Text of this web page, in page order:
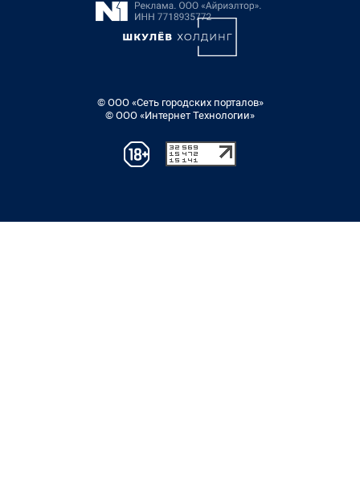
© ООО «Сеть городских порталов»
© ООО «Интернет Технологии»